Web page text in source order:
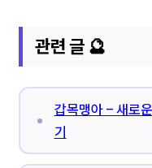
관련 글 🔮
갑목맹아 – 새로
기